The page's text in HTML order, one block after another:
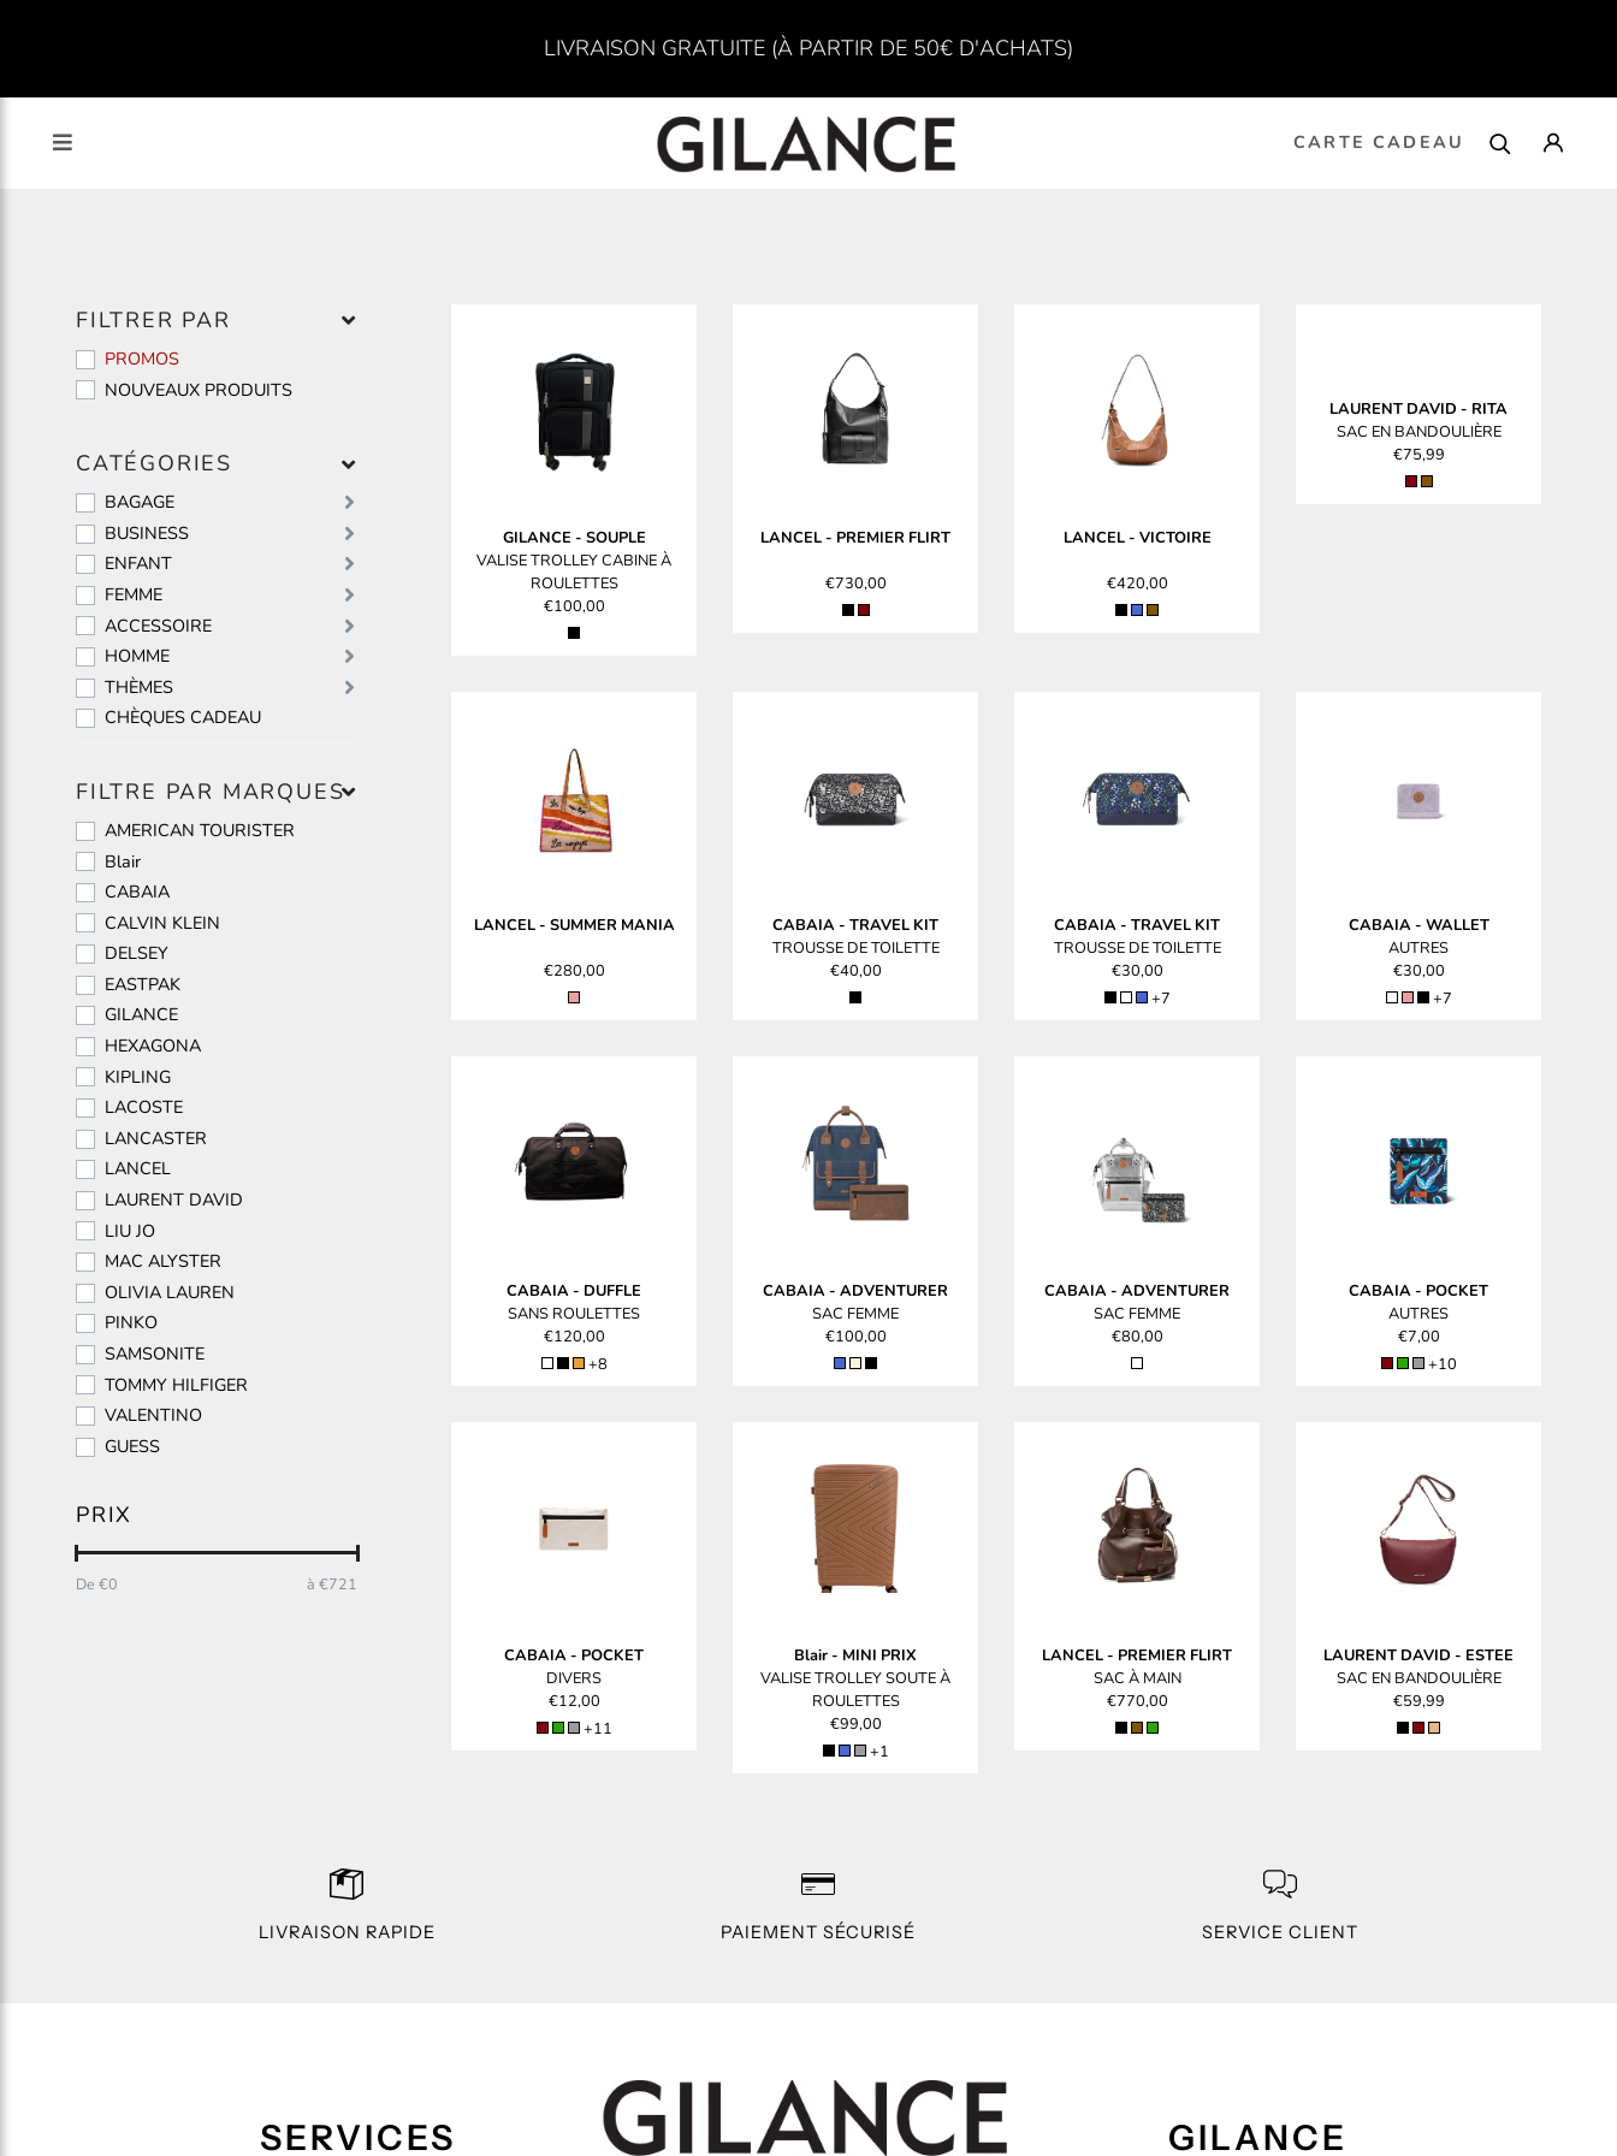
LIVRAISON GRATUITE (À PARTIR DE 50€ D'ACHATS)
CARTE CADEAU
FILTRER PAR
PROMOS
NOUVEAUX PRODUITS
CATÉGORIES
BAGAGE
BUSINESS
ENFANT
FEMME
ACCESSOIRE
HOMME
THÈMES
CHÈQUES CADEAU
FILTRE PAR MARQUES
AMERICAN TOURISTER
Blair
CABAIA
CALVIN KLEIN
DELSEY
EASTPAK
GILANCE
HEXAGONA
KIPLING
LACOSTE
LANCASTER
LANCEL
LAURENT DAVID
LIU JO
MAC ALYSTER
OLIVIA LAUREN
PINKO
SAMSONITE
TOMMY HILFIGER
VALENTINO
GUESS
PRIX
De €0 à €721
GILANCE - SOUPLE
VALISE TROLLEY CABINE À
ROULETTES
€100,00
LANCEL- PREMIER FLIRT
€730,00
LANCEL- VICTOIRE
€420,00
LAURENT DAVID - RITA
SAC EN BANDOULIÈRE
€75,99
LANCEL- SUMMER MANIA
€280,00
CABAIA- TRAVEL KIT
TROUSSE DE TOILETTE
€40,00
CABAIA- TRAVEL KIT
TROUSSE DE TOILETTE
€30,00
+7
CABAIA- WALLET
AUTRES
€30,00
+7
CABAIA- DUFFLE
SANS ROULETTES
€120,00
+8
CABAIA- ADVENTURER
SAC FEMME
€100,00
CABAIA- ADVENTURER
SAC FEMME
€80,00
CABAIA- POCKET
AUTRES
€7,00
+10
CABAIA- POCKET
DIVERS
€12,00
+11
Blair- MINI PRIX
VALISE TROLLEY SOUTE À
ROULETTES
€99,00
+1
LANCEL- PREMIER FLIRT
SAC À MAIN
€770,00
LAURENT DAVID - ESTEE
SAC EN BANDOULIÈRE
€59,99
LIVRAISON RAPIDE PAIEMENT SÉCURISÉ SERVICE CLIENT
SERVICES GILANCE